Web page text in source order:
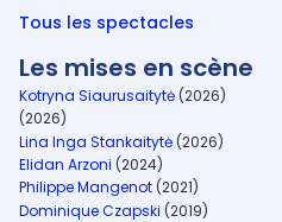
Tous les spectacles
Les mises en scène
Kotryna Siaurusaitytė (2026)
(2026)
Lina Inga Stankaitytė (2026)
Elidan Arzoni (2024)
Philippe Mangenot (2021)
Dominique Czapski (2019)